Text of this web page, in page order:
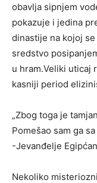
obavlja sipnjem
pokazuje i jedina
dinastije na kojoj
sredstvo
u hram.Veliki uticaj
kasniji period
„Zbog toga je
Pomešao sam ga
-Jevanđelje
Nekoliko